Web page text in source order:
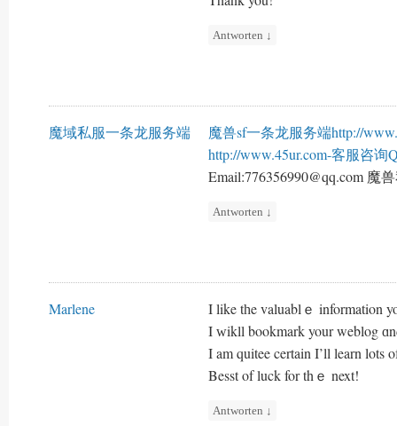
Antworten ↓
魔域私服一条龙服务端 魔兽sf一条龙服务端http://
http://www.45ur.com-客服咨询
Email:776356990@qq.com 魔
Antworten ↓
Marlene
I like tһe valuablｅ information
I ᴡikll bookmark your weblog
I am quitee certain I’ll learn lots
Besst of luck for thｅ next!
Antworten ↓